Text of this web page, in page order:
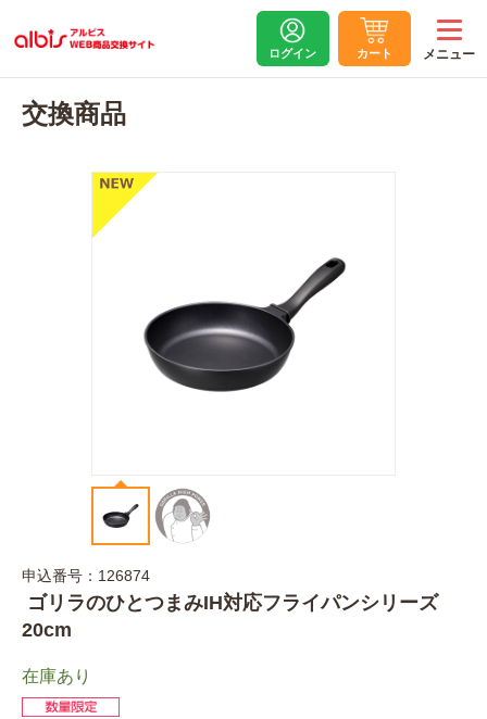
ログイン カート
交換商品
申込番号：126874
ゴリラのひとつまみIH対応フライパンシリーズ
20cm
在庫あり